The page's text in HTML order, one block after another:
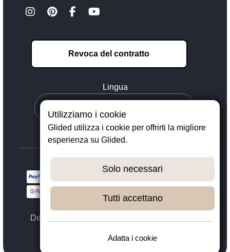
Revoca del contratto
Lingua
Designed with ❤️ in Dortmund - © 2023 - 2026,
Utilizziamo i cookie
Glided utilizza i cookie per offrirti la migliore
esperienza su Glided.
Solo necessari
Tutti accettano
Adatta i cookie